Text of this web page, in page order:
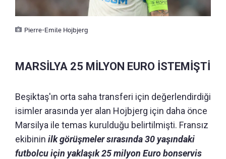
Pierre-Emile Hojbjerg
MARSİLYA 25 MİLYON EURO İSTEMİŞTİ
Beşiktaş'ın orta saha transferi için değerlendirdiği
isimler arasında yer alan Hojbjerg için daha önce
Marsilya ile temas kurulduğu belirtilmişti. Fransız
ekibinin ilk görüşmeler sırasında 30 yaşındaki
futbolcu için yaklaşık 25 milyon Euro bonservis